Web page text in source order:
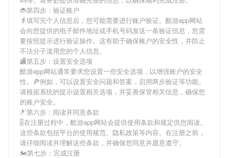
🐞第四步：验证账户
👵填写完个人信息后，您可能需要进行账户验证。 酷游app网站
会向您提供的电子邮件地址或手机号码发送一条验证信息，您需
要按照提示进行验证操作。这有助于确保账户的安全性，并防止
不法分子滥用您的个人信息。
🏬第五步：设置安全选项
酷游app网站通常要求您设置一些安全选项，以增强账户的安全
性。🍕例如，可以设置安全问题和答案，启用两步验证等功能。
请根据系统的提示设置相关选项，并妥善保管相关信息，确保您
的账户安全。
🎿第六步：阅读并同意条款
🎚在注册过程中， 酷游app网站会提供使用条款和规定供您阅读。
这些条款包括平台的使用规范、隐私政策等内容。在注册之前，
请仔细阅读并理解这些条款，并确保您同意并愿意遵守。
🏍第七步：完成注册